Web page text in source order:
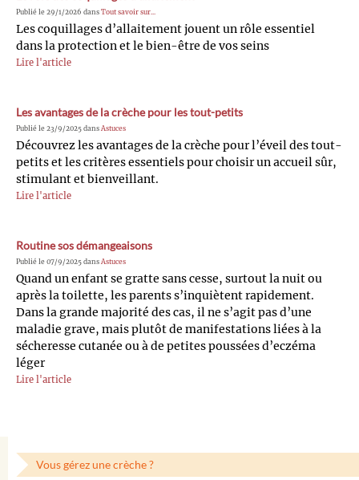
Publié le 29/1/2026 dans Tout savoir sur...
Les coquillages d’allaitement jouent un rôle essentiel
dans la protection et le bien-être de vos seins
Lire l'article
Les avantages de la crèche pour les tout-petits
Publié le 23/9/2025 dans Astuces
Découvrez les avantages de la crèche pour l’éveil des tout-
petits et les critères essentiels pour choisir un accueil sûr,
stimulant et bienveillant.
Lire l'article
Routine sos démangeaisons
Publié le 07/9/2025 dans Astuces
Quand un enfant se gratte sans cesse, surtout la nuit ou
après la toilette, les parents s’inquiètent rapidement.
Dans la grande majorité des cas, il ne s’agit pas d’une
maladie grave, mais plutôt de manifestations liées à la
sécheresse cutanée ou à de petites poussées d’eczéma
léger
Lire l'article
Vous gérez une crèche ?